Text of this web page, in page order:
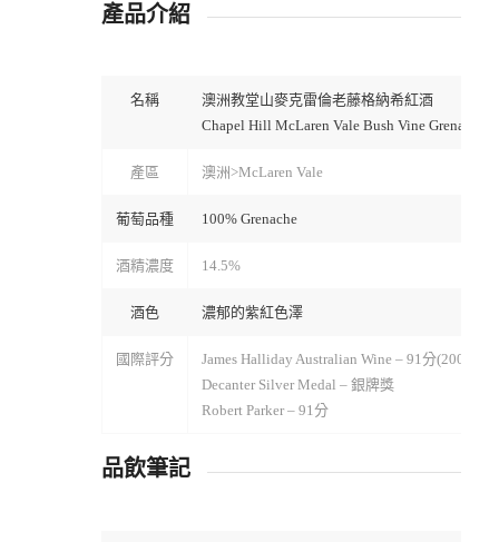
產品介紹
名稱
澳洲教堂山麥克雷倫老藤格納希紅酒
Chapel Hill McLaren Vale Bush Vine Grenache
產區 澳洲>McLaren Vale
葡萄品種 100% Grenache
酒精濃度 14.5%
酒色 濃郁的紫紅色澤
國際評分
James Halliday Australian Wine – 91分(2009年
Decanter Silver Medal – 銀牌獎
Robert Parker – 91分
品飲筆記